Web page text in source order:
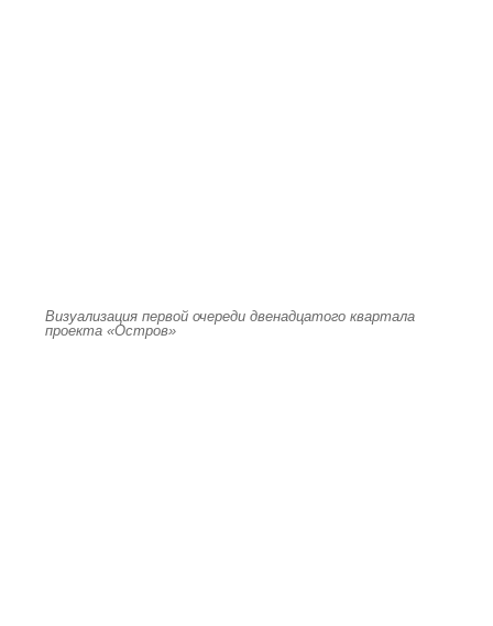
Визуализация первой очереди двенадцатого квартала
проекта «Остров»